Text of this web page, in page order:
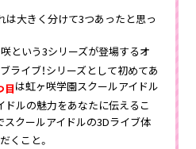
は大きく分けて3つあったと思っ
咲という3シリーズが登場するオ
ライブ！シリーズとして初めてあ
目は虹ヶ咲学園スクールアイドル
ドルの魅力をあなたに伝えるこ
スクールアイドルの3Dライブ体
くこと。